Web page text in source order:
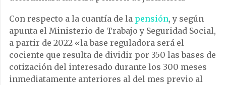
Con respecto a la cuantía de la pensión, y según
apunta el Ministerio de Trabajo y Seguridad Social,
a partir de 2022 «la base reguladora será el
cociente que resulta de dividir por 350 las bases de
cotización del interesado durante los 300 meses
inmediatamente anteriores al del mes previo al